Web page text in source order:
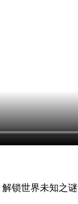
解锁世界未知之谜